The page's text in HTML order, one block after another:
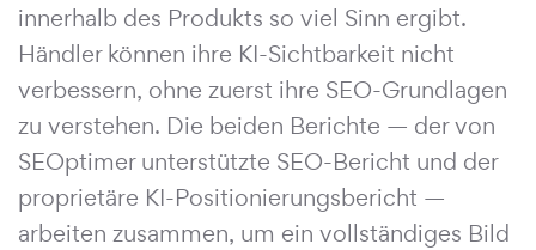
innerhalb des Produkts so viel Sinn ergibt.
Händler können ihre KI-Sichtbarkeit nicht
verbessern, ohne zuerst ihre SEO-Grundlagen
zu verstehen. Die beiden Berichte — der von
SEOptimer unterstützte SEO-Bericht und der
proprietäre KI-Positionierungsbericht —
arbeiten zusammen, um ein vollständiges Bild